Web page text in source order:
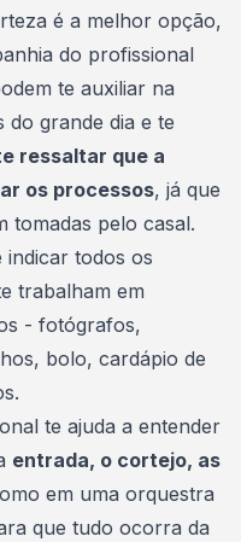
é a melhor opção,
do profissional
te auxiliar na
do grande dia e te
ressaltar que a
os processos, já que
tomadas pelo casal.
indicar todos os
trabalham em
- fotógrafos,
bolo, cardápio de
te ajuda a entender
entrada, o cortejo, as
em uma orquestra
que tudo ocorra da